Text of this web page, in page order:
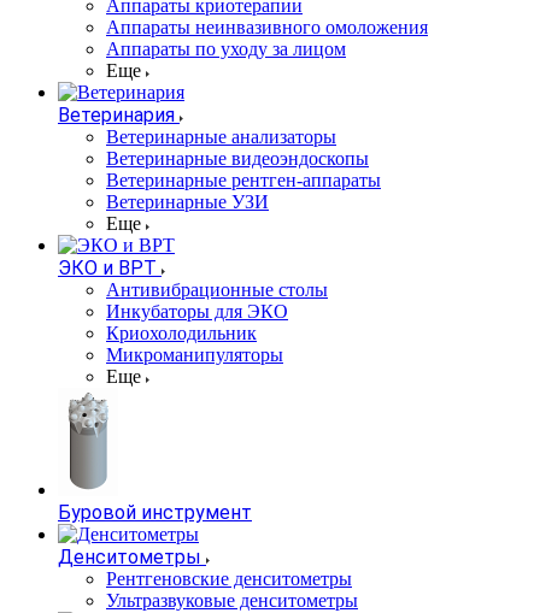
Аппараты криотерапии
Аппараты неинвазивного омоложения
Аппараты по уходу за лицом
Еще
Ветеринария
Ветеринарные анализаторы
Ветеринарные видеоэндоскопы
Ветеринарные рентген-аппараты
Ветеринарные УЗИ
Еще
ЭКО и ВРТ
Антивибрационные столы
Инкубаторы для ЭКО
Криохолодильник
Микроманипуляторы
Еще
Буровой инструмент
Денситометры
Рентгеновские денситометры
Ультразвуковые денситометры